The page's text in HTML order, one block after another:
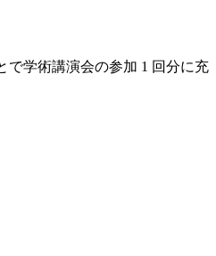
学術講演会の参加 1 回分に充